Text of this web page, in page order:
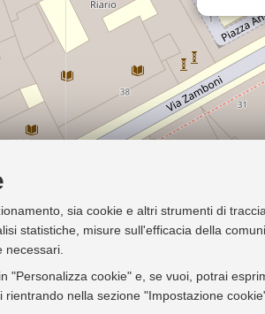
sia cookie e altri strumenti di
statistiche, misure sull'efficacia della
cookie" e, se vuoi, potrai
nella sezione "Impostazione